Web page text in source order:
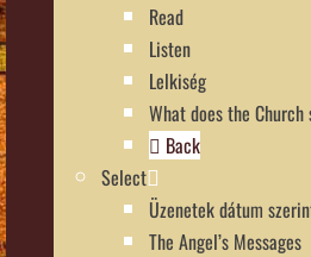
Read
Listen
Lelkiség
What does the Church
Back
Select
Üzenetek dátum
The Angel’s Messages